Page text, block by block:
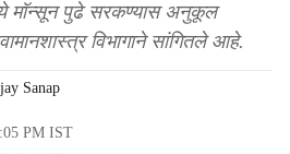
मॉन्सून पुढे सरकण्यास अनुकूल
विभागाने सांगितले आहे.
Sanap
PM IST